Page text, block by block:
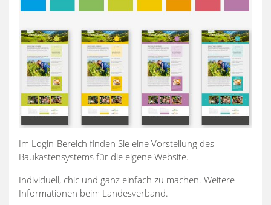
Im Login-Bereich finden Sie eine Vorstellung des
Baukastensystems für die eigene Website.
Individuell, chic und ganz einfach zu machen. Weitere
Informationen beim Landesverband.